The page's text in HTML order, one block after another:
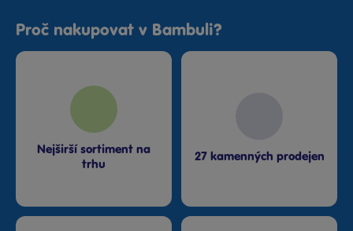
Proč nakupovat v Bambuli?
Nejširší sortiment na
trhu
27 kamenných prodejen